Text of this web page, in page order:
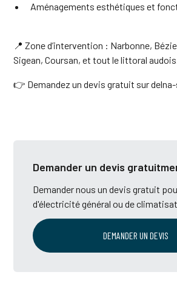
Aménagements esthétiques et
📍 Zone d’intervention : Narbonne,
Sigean, Coursan, et tout le littoral
👉 Demandez un devis gratuit sur
Demander un devis
Demander nous un devis gratuit
d'électricité général ou de
DEMANDER UN DEVIS